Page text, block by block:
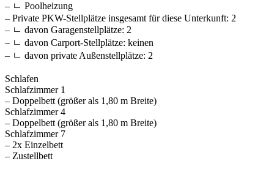
– ㄴ Poolheizung
– Private PKW-Stellplätze insgesamt für diese Unterkunft: 2
– ㄴ davon Garagenstellplätze: 2
– ㄴ davon Carport-Stellplätze: keinen
– ㄴ davon private Außen­stellplätze: 2
Schlafen
Schlafzimmer 1
– Doppelbett (größer als 1,80 m Breite)
Schlafzimmer 4
– Doppelbett (größer als 1,80 m Breite)
Schlafzimmer 7
– 2x Einzelbett
– Zustellbett